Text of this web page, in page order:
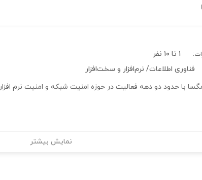
۱ تا ۱۰ نفر
فناوری اطلاعات/ نرم‌افزار و سخت‌افزار
با حدود دو دهه فعالیت در حوزه امنیت شبکه و امنیت نرم افزار
نمایش بیشتر